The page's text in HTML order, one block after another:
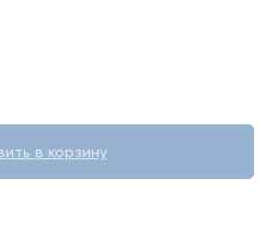
в корзину